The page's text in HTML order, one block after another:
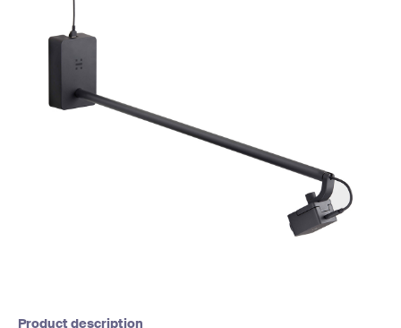
Product description